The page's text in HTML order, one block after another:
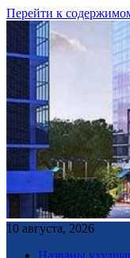
Перейти к
10 августа, 2026
Названы